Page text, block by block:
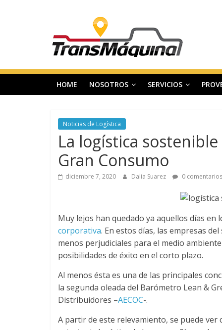
r
a
n
s
m
a
q
u
n
a
HOME NOSOTROS SERVICIOS
Noticias de Logística
La logística
Gran Consumo
diciembre 7, 2020 Dalia Suarez 0 comentarios
Muy lejos han quedado ya aquellos días en
corporativa. En estos días, las empresas
menos perjudiciales para el medio
posibilidades de éxito en el corto plazo.
Al menos ésta es una de las principales
la segunda oleada del Barómetro Lean &
Distribuidores –AECOC-.
A partir de este relevamiento, se puede